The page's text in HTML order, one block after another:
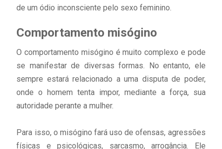
de um ódio inconsciente pelo sexo feminino.
Comportamento misógino
O comportamento misógino é muito complexo e pode
se manifestar de diversas formas. No entanto, ele
sempre estará relacionado a uma disputa de poder,
onde o homem tenta impor, mediante a força, sua
autoridade perante a mulher.
Para isso, o misógino fará uso de ofensas, agressões
físicas e psicológicas, sarcasmo, arrogância. Ele